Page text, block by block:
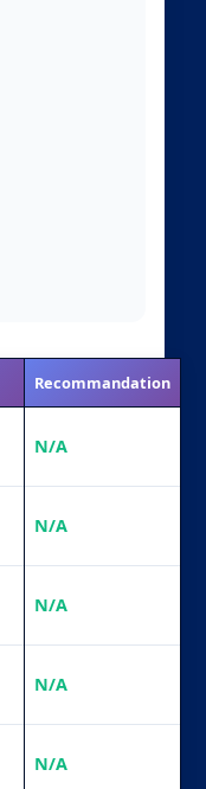
Recommandation
N/A
N/A
N/A
N/A
N/A